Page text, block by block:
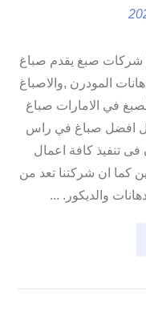
صباغ في راس الخيمة |0557821580| شركات صبغ يقدم صباغ
المودرن ,والاصباغ
في الامارات صباغ
افضل صباغ في راس
تنفيذ كافة اعمال
كما ان شركتنا تعد من
والديكور. ...